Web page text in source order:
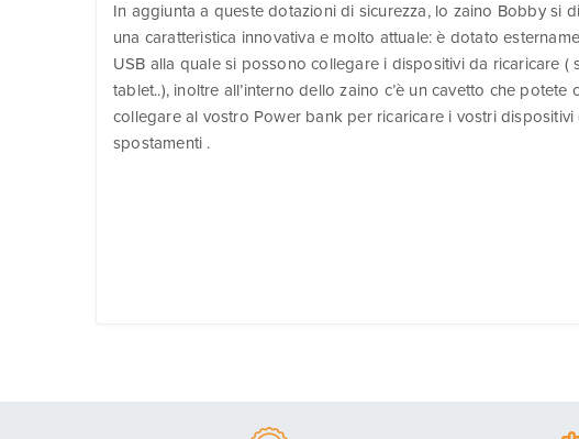
In aggiunta a queste dotazioni di sicurezza, lo zaino Bobby si
una caratteristica innovativa e molto attuale: è dotato
USB alla quale si possono collegare i dispositivi da ricaricare (
tablet..), inoltre all’interno dello zaino c’è un cavetto che potete
collegare al vostro Power bank per ricaricare i vostri dispositivi
spostamenti .